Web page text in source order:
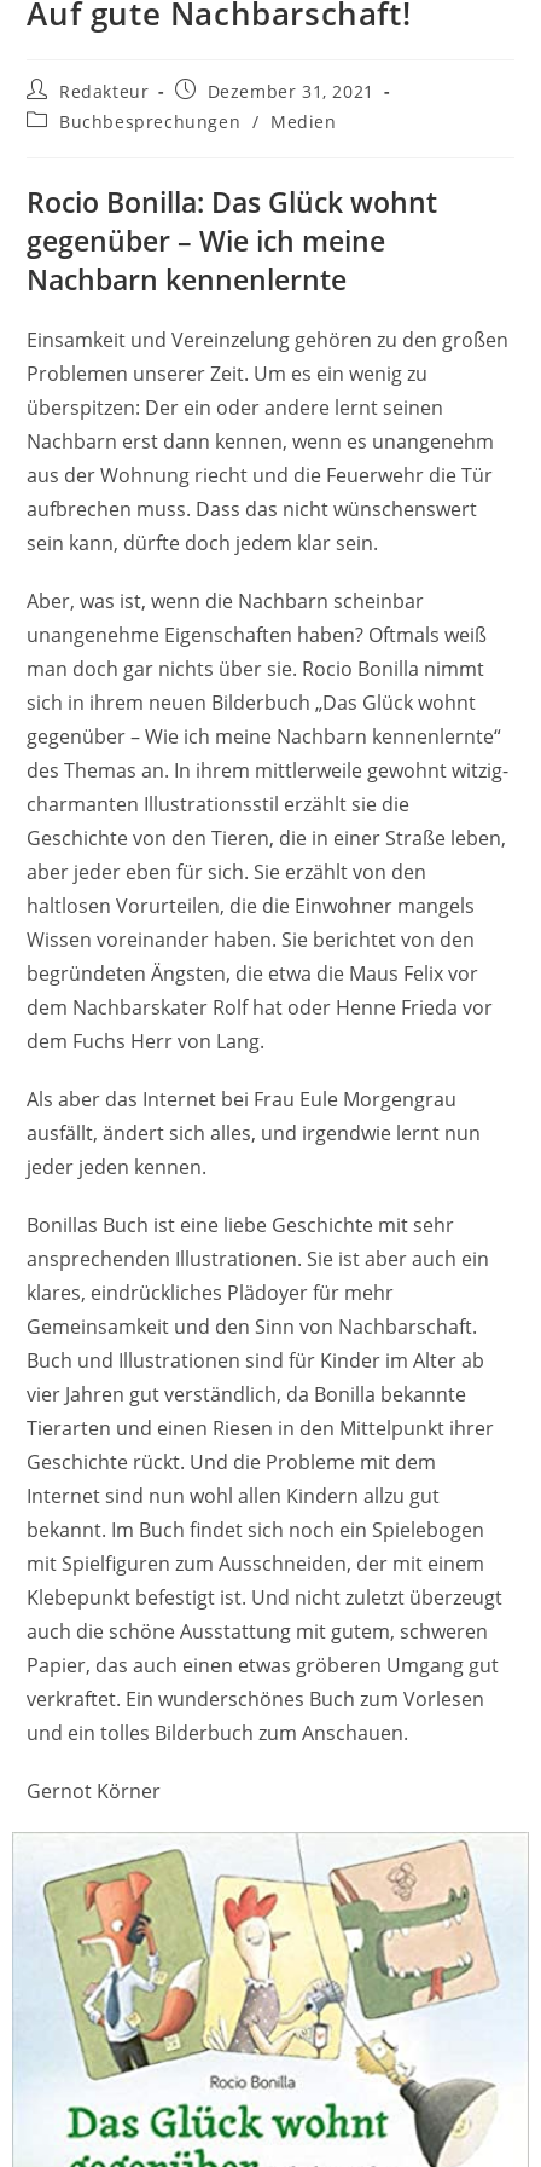
Auf gute Nachbarschaft!
Beitrags-
Autor:
Redakteur
Beitrag
veröffentlicht:
Dezember 31, 2021
Beitrags-
Buchbesprechungen / Medien
Rocio Bonilla: Das Glück wohnt
gegenüber – Wie ich meine
Nachbarn kennenlernte
Einsamkeit und Vereinzelung gehören zu den großen
Problemen unserer Zeit. Um es ein wenig zu
überspitzen: Der ein oder andere lernt seinen
Nachbarn erst dann kennen, wenn es unangenehm
aus der Wohnung riecht und die Feuerwehr die Tür
aufbrechen muss. Dass das nicht wünschenswert
sein kann, dürfte doch jedem klar sein.
Aber, was ist, wenn die Nachbarn scheinbar
unangenehme Eigenschaften haben? Oftmals weiß
man doch gar nichts über sie. Rocio Bonilla nimmt
sich in ihrem neuen Bilderbuch „Das Glück wohnt
gegenüber – Wie ich meine Nachbarn kennenlernte“
des Themas an. In ihrem mittlerweile gewohnt witzig-
charmanten Illustrationsstil erzählt sie die
Geschichte von den Tieren, die in einer Straße leben,
aber jeder eben für sich. Sie erzählt von den
haltlosen Vorurteilen, die die Einwohner mangels
Wissen voreinander haben. Sie berichtet von den
begründeten Ängsten, die etwa die Maus Felix vor
dem Nachbarskater Rolf hat oder Henne Frieda vor
dem Fuchs Herr von Lang.
Als aber das Internet bei Frau Eule Morgengrau
ausfällt, ändert sich alles, und irgendwie lernt nun
jeder jeden kennen.
Bonillas Buch ist eine liebe Geschichte mit sehr
ansprechenden Illustrationen. Sie ist aber auch ein
klares, eindrückliches Plädoyer für mehr
Gemeinsamkeit und den Sinn von Nachbarschaft.
Buch und Illustrationen sind für Kinder im Alter ab
vier Jahren gut verständlich, da Bonilla bekannte
Tierarten und einen Riesen in den Mittelpunkt ihrer
Geschichte rückt. Und die Probleme mit dem
Internet sind nun wohl allen Kindern allzu gut
bekannt. Im Buch findet sich noch ein Spielebogen
mit Spielfiguren zum Ausschneiden, der mit einem
Klebepunkt befestigt ist. Und nicht zuletzt überzeugt
auch die schöne Ausstattung mit gutem, schweren
Papier, das auch einen etwas gröberen Umgang gut
verkraftet. Ein wunderschönes Buch zum Vorlesen
und ein tolles Bilderbuch zum Anschauen.
Gernot Körner